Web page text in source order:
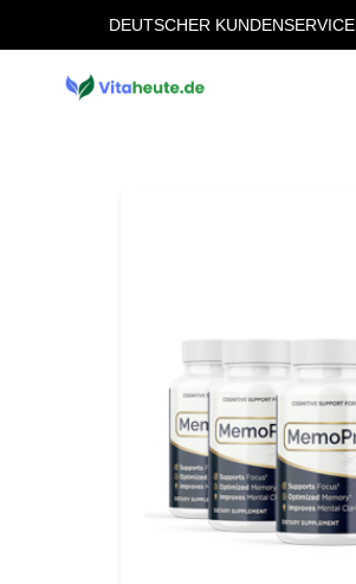
DEUTSCHER KUNDENSERVICE